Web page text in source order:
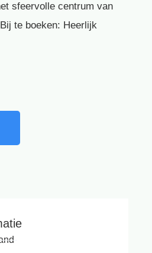
sfeervolle centrum van
te boeken: Heerlijk